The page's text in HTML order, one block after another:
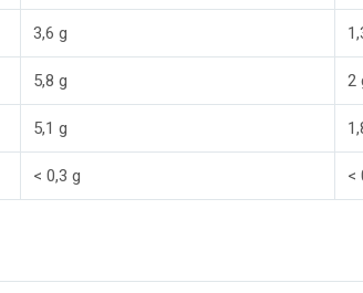
3,6 g
5,8 g 2
5,1 g
< 0,3 g <